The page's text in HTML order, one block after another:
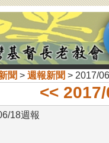
聞 > 週報新聞 > 2017/
<<
18週報